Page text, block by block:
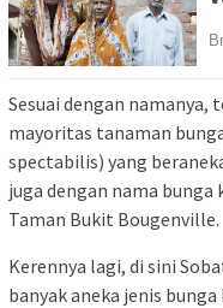
Sesuai dengan
mayoritas tanaman
spectabilis) yang
juga dengan nama
Taman Bukit Bougenville.
Kerennya lagi, di sini
banyak aneka jenis